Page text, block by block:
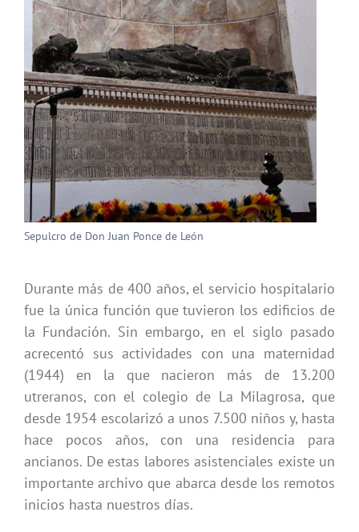
Sepulcro de Don Juan Ponce de León
Durante más de 400 años, el servicio hospitalario
fue la única función que tuvieron los edificios de
la Fundación. Sin embargo, en el siglo pasado
acrecentó sus actividades con una maternidad
(1944) en la que nacieron más de 13.200
utreranos, con el colegio de La Milagrosa, que
desde 1954 escolarizó a unos 7.500 niños y, hasta
hace pocos años, con una residencia para
ancianos. De estas labores asistenciales existe un
importante archivo que abarca desde los remotos
inicios hasta nuestros días.